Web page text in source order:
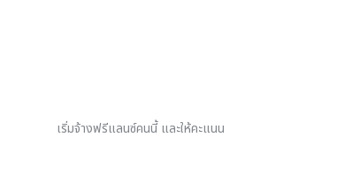
เริ่มจ้างฟรีแลนซ์คนนี้ และให้คะแนน